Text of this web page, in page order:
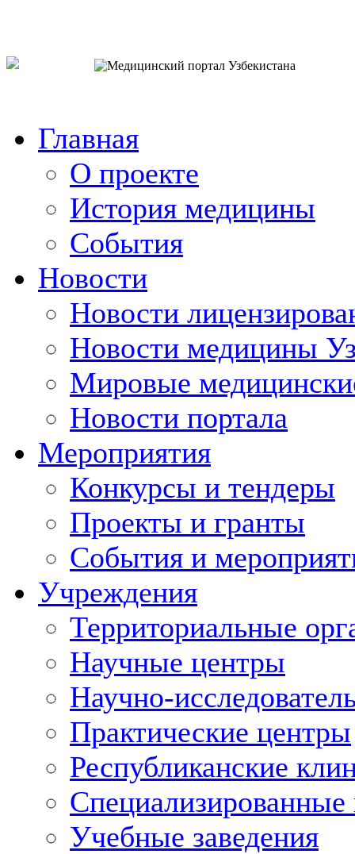
Главная
О проекте
История медицины
События
Новости
Новости
Новости медицины
Мировые
Новости портала
Мероприятия
Конкурсы и тендеры
Проекты и гранты
События и
Учреждения
Территориальные
Научные центры
Научно-
Практические центры
Республиканские
Учебные заведения